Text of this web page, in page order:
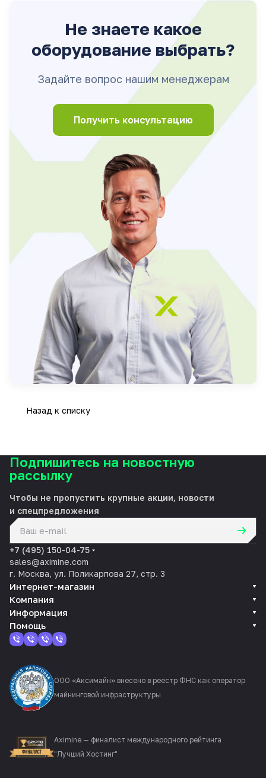
Не знаете какое
оборудование выбрать?
Задайте вопрос нашим менеджерам
Получить консультацию
Назад к списку
Подпишитесь на новостную
рассылку
Чтобы не пропустить крупные акции, новости
и спецпредложения
+7 (495) 150-04-75
sales@aximine.com
г. Москва, ул. Поликарпова 27, стр. 3
Интернет-магазин
Компания
Информация
Помощь
ООО «Аксимайн» внесено в реестр ФНС как оператор
майнинговой инфраструктуры
Aximine — финалист международного рейтинга
"Лучший Хостинг"